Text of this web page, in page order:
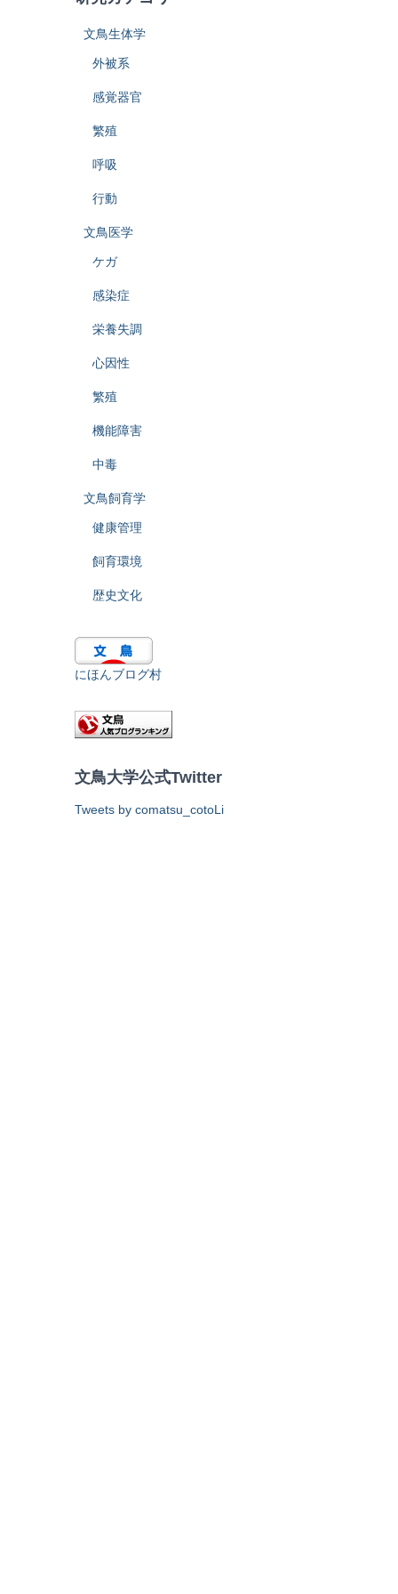
文鳥生体学
外被系
感覚器官
繁殖
呼吸
行動
文鳥医学
ケガ
感染症
栄養失調
心因性
繁殖
機能障害
中毒
文鳥飼育学
健康管理
飼育環境
歴史文化
にほんブログ村
文鳥大学公式Twitter
Tweets by comatsu_cotoLi